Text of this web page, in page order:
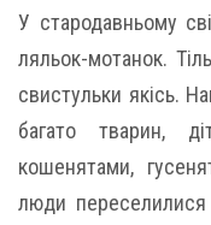
У стародавньому
ляльок-мотанок.
свистульки якісь.
багато тварин,
кошенятами,
люди переселилися